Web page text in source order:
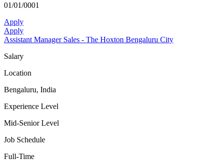
01/01/0001
Apply
Apply
Assistant Manager Sales - The Hoxton Bengaluru City
Salary
Location
Bengaluru, India
Experience Level
Mid-Senior Level
Job Schedule
Full-Time